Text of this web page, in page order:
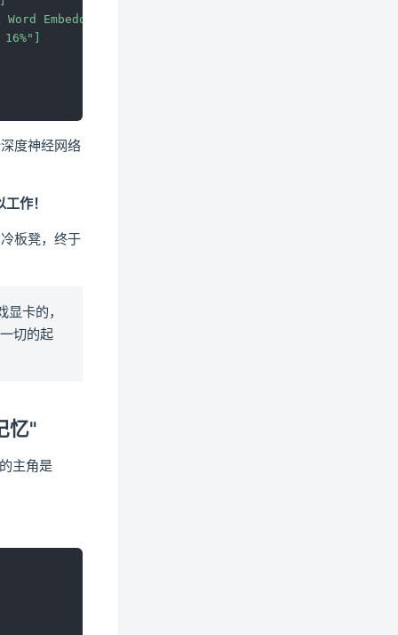
Word Embedding 的雏形"]
度神经网络
作！
板凳，终于
卡的，
切的起
忆"
主角是